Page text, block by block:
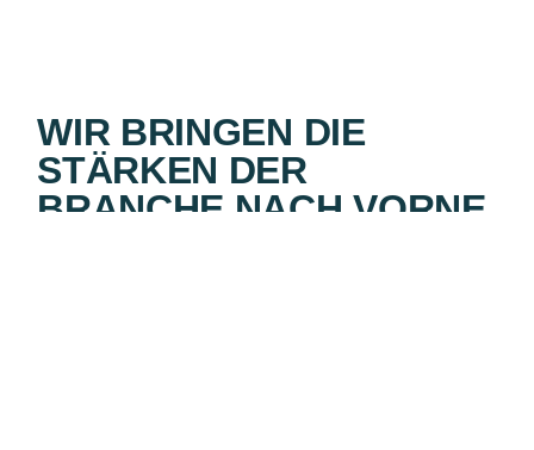
WIR BRINGEN DIE
STÄRKEN DER
BRANCHE NACH VORNE.